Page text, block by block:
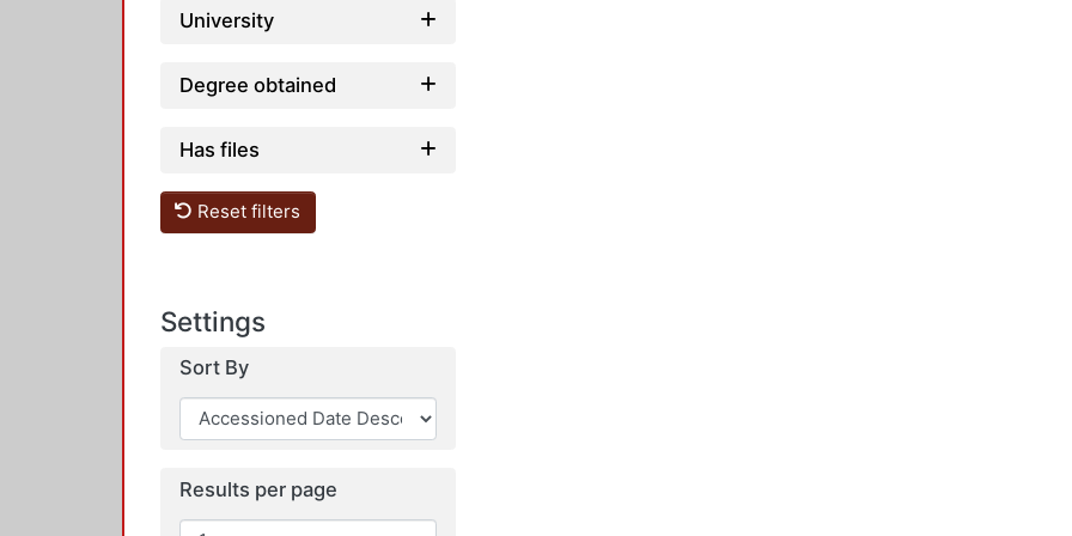
University
Degree obtained
Has files
Reset filters
Settings
Sort By
Results per page